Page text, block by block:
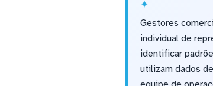
Gestores
individual de
identificar
utilizam dados